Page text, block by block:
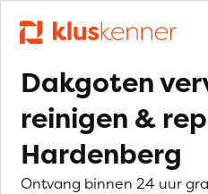
Dakgoten
reinigen &
Hardenberg
Ontvang binnen 24 uur